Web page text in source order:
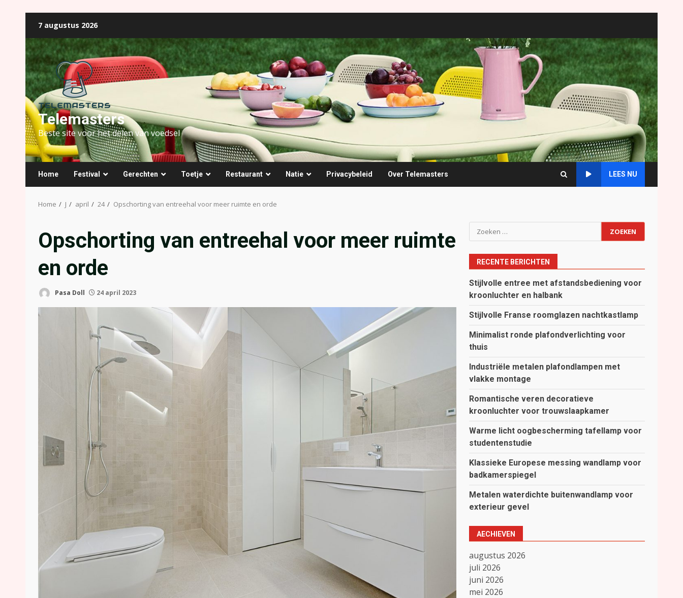
naar
de
inhoud
7 augustus 2026
Telemasters
Beste site voor het delen van voedsel
Home Festival Gerechten Toetje Restaurant Natie Privacybeleid Over Telemasters LEES NU
Home J april 24 Opschorting van entreehal voor meer ruimte en orde
Opschorting van entreehal voor meer ruimte
en orde
Pasa Doll 24 april 2023
Zoeken
naar:
RECENTE BERICHTEN
Stijlvolle entree met afstandsbediening voor
kroonluchter en halbank
Stijlvolle Franse roomglazen nachtkastlamp
Minimalist ronde plafondverlichting voor
thuis
Industriële metalen plafondlampen met
vlakke montage
Romantische veren decoratieve
kroonluchter voor trouwslaapkamer
Warme licht oogbescherming tafellamp voor
studentenstudie
Klassieke Europese messing wandlamp voor
badkamerspiegel
Metalen waterdichte buitenwandlamp voor
exterieur gevel
AECHIEVEN
augustus 2026
juli 2026
juni 2026
mei 2026